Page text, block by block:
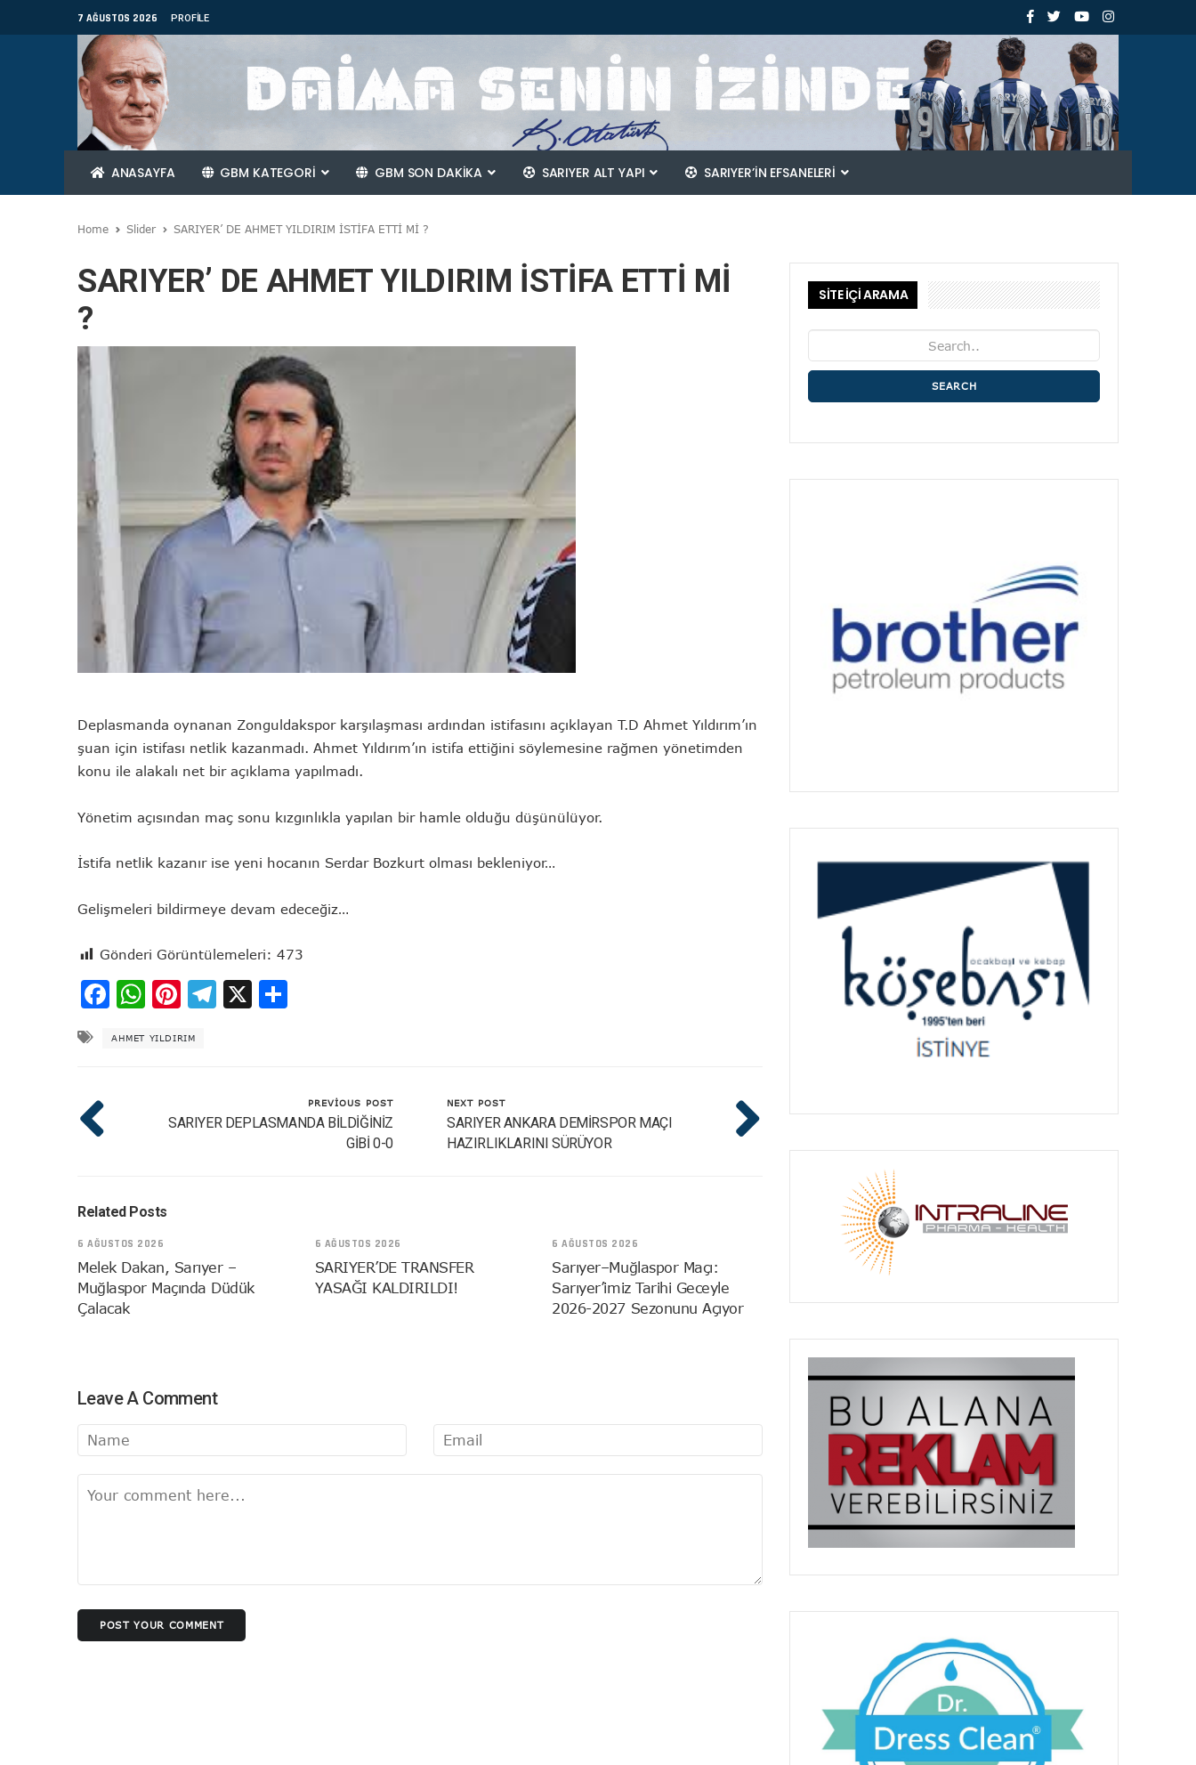
7 AĞUSTOS 2026 PROFILE
ANASAYFA GBM KATEGORİ GBM SON DAKİKA SARIYER ALT YAPI SARIYER’IN EFSANELERI
Home Slider SARIYER’ DE AHMET YILDIRIM İSTİFA ETTİ Mİ ?
SARIYER’ DE AHMET YILDIRIM İSTİFA ETTİ Mİ
?
Deplasmanda oynanan Zonguldakspor karşılaşması ardından istifasını açıklayan T.D Ahmet Yıldırım’ın
şuan için istifası netlik kazanmadı. Ahmet Yıldırım’ın istifa ettiğini söylemesine rağmen yönetimden
konu ile alakalı net bir açıklama yapılmadı.
Yönetim açısından maç sonu kızgınlıkla yapılan bir hamle olduğu düşünülüyor.
İstifa netlik kazanır ise yeni hocanın Serdar Bozkurt olması bekleniyor…
Gelişmeleri bildirmeye devam edeceğiz…
Gönderi Görüntülemeleri: 473
Facebook
WhatsApp
Pinterest
Telegram
X
AHMET YILDIRIM
PREVIOUS POST
SARIYER DEPLASMANDA BİLDİĞİNİZ
GİBİ 0-0
NEXT POST
SARIYER ANKARA DEMİRSPOR MAÇI
HAZIRLIKLARINI SÜRÜYOR
Related Posts
6 AĞUSTOS 2026
Melek Dakan, Sarıyer –
Muğlaspor Maçında Düdük
Çalacak
6 AĞUSTOS 2026
SARIYER’DE TRANSFER
YASAĞI KALDIRILDI!
6 AĞUSTOS 2026
Sarıyer–Muğlaspor Maçı:
Sarıyer’imiz Tarihi Geceyle
2026-2027 Sezonunu Açıyor
Leave A Comment
POST YOUR COMMENT
SİTE İÇİ ARAMA
SEARCH